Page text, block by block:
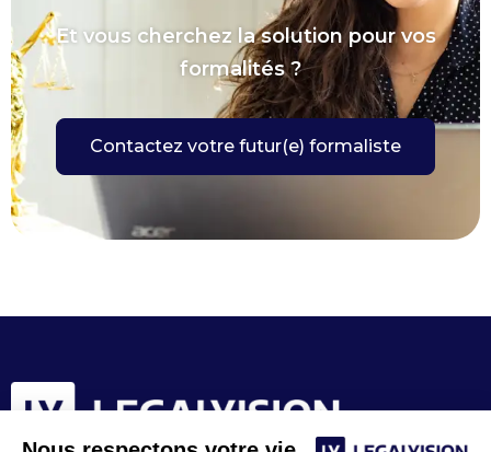
Et vous cherchez la solution pour vos
formalités ?
Contactez votre futur(e) formaliste